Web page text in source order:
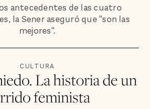
antecedentes de las cuatro
la Sener aseguró que "son las
mejores".
CULTURA
La historia de un
feminista